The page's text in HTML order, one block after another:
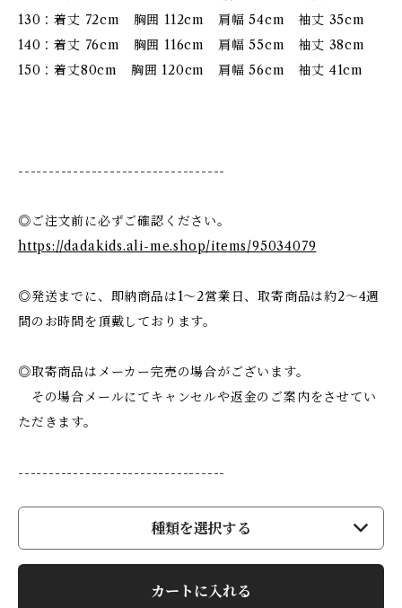
130：着丈 72cm 胸囲 112cm 肩幅 54cm 袖丈 35cm
140：着丈 76cm 胸囲 116cm 肩幅 55cm 袖丈 38cm
150：着丈80cm 胸囲 120cm 肩幅 56cm 袖丈 41cm
----------------------------------
◎ご注文前に必ずご確認ください。
https://dadakids.ali-me.shop/items/95034079
◎発送までに、即納商品は1〜2営業日、取寄商品は約2〜4週
間のお時間を頂戴しております。
◎取寄商品はメーカー完売の場合がございます。
その場合メールにてキャンセルや返金のご案内をさせてい
ただきます。
----------------------------------
種類を選択する
カートに入れる